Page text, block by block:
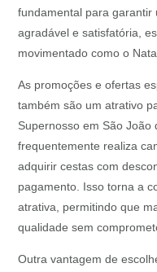
fundamental para garantir
agradável e satisfatória,
movimentado como o
As promoções e ofertas
também são um atrativo
Supernosso em São João
frequentemente realiza
adquirir cestas com
pagamento. Isso torna a
atrativa, permitindo que
qualidade sem
Outra vantagem de